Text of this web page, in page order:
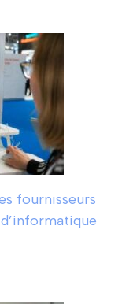
fournisseurs